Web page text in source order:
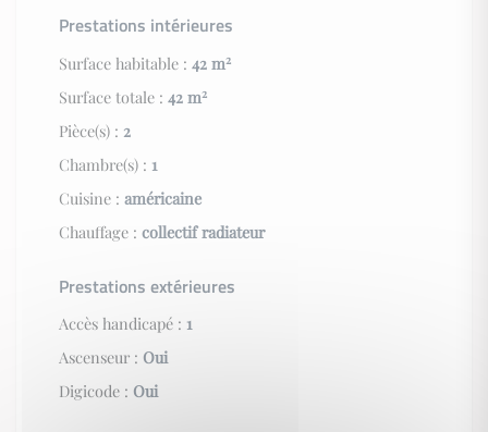
Prestations intérieures
Surface habitable :42 m2
Surface totale :42 m2
Pièce(s) : 2
Chambre(s) : 1
Cuisine :américaine
Chauffage :collectif radiateur
Prestations extérieures
Accès handicapé : 1
Ascenseur : Oui
Digicode : Oui